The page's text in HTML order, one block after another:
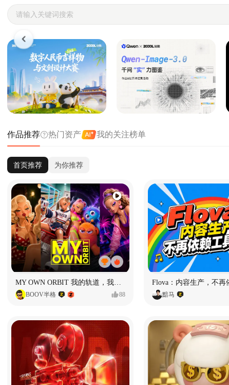
站酷ZCOOL - 设计师们都在站酷
作品推荐 热门资产 我的关注榜单
首页推荐 为你推荐
MY OWN ORBIT 我的轨道，我的定义#MVLAND嘻哈狂欢派对
BOOV半格 88 黯马